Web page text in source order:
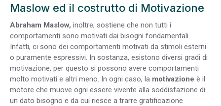
Maslow ed il costrutto di Motivazione
Abraham Maslow, inoltre, sostiene che non tutti i
comportamenti sono motivati dai bisogni fondamentali.
Infatti, ci sono dei comportamenti motivati da stimoli esterni
o puramente espressivi. In sostanza, esistono diversi gradi di
motivazione, per questo si possono avere comportamenti
molto motivati e altri meno. In ogni caso, la motivazione è il
motore che muove ogni essere vivente alla soddisfazione di
un dato bisogno e da cui riesce a trarre gratificazione